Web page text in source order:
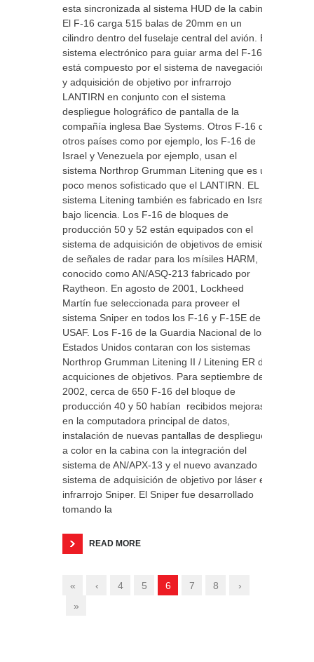
esta sincronizada al sistema HUD de la cabina.
El F-16 carga 515 balas de 20mm en un
cilindro dentro del fuselaje central del avión. El
sistema electrónico para guiar arma del F-16
está compuesto por el sistema de navegación
y adquisición de objetivo por infrarrojo
LANTIRN en conjunto con el sistema
despliegue holográfico de pantalla de la
compañía inglesa Bae Systems. Otros F-16 de
otros países como por ejemplo, los F-16 de
Israel y Venezuela por ejemplo, usan el
sistema Northrop Grumman Litening que es un
poco menos sofisticado que el LANTIRN. EL
sistema Litening también es fabricado en Israel
bajo licencia. Los F-16 de bloques de
producción 50 y 52 están equipados con el
sistema de adquisición de objetivos de emisión
de señales de radar para los mísiles HARM,
conocido como AN/ASQ-213 fabricado por
Raytheon. En agosto de 2001, Lockheed
Martín fue seleccionada para proveer el
sistema Sniper en todos los F-16 y F-15E de la
USAF. Los F-16 de la Guardia Nacional de los
Estados Unidos contaran con los sistemas
Northrop Grumman Litening II / Litening ER de
acquiciones de objetivos. Para septiembre de
2002, cerca de 650 F-16 del bloque de
producción 40 y 50 habían recibidos mejoras
en la computadora principal de datos,
instalación de nuevas pantallas de despliegue
a color en la cabina con la integración del
sistema de AN/APX-13 y el nuevo avanzado
sistema de adquisición de objetivo por láser e
infrarrojo Sniper. El Sniper fue desarrollado
tomando la
READ MORE
« ‹ 4 5 6 7 8
›
»